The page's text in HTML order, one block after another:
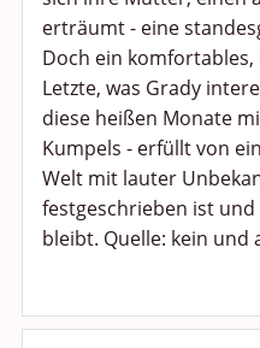
erträumt - eine
Doch ein
Letzte, was Grady
diese heißen Monate
Kumpels - erfüllt von
Welt mit lauter
festgeschrieben ist und
bleibt. Quelle: kein und